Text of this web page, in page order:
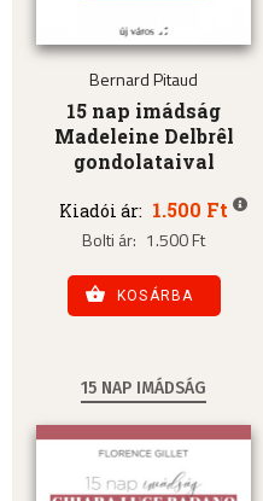
Bernard Pitaud
15 nap imádság
Madeleine Delbrêl
gondolataival
Kiadói ár: 1.500 Ft
Bolti ár: 1.500 Ft
KOSÁRBA
15 NAP IMÁDSÁG